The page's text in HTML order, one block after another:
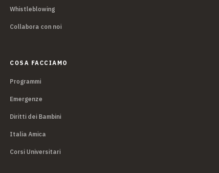
Whistleblowing
Collabora con noi
COSA FACCIAMO
Programmi
Emergenze
Diritti dei Bambini
Italia Amica
Corsi Universitari